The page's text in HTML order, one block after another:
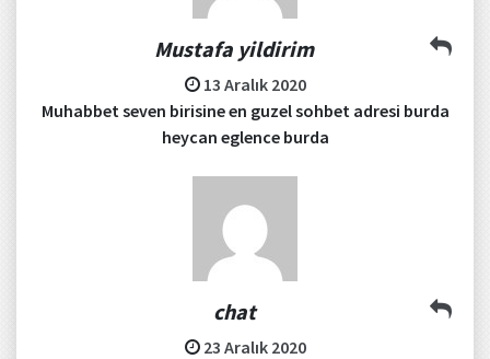
Mustafa yildirim
13 Aralık 2020
Muhabbet seven birisine en guzel sohbet adresi burda
heycan eglence burda
chat
23 Aralık 2020